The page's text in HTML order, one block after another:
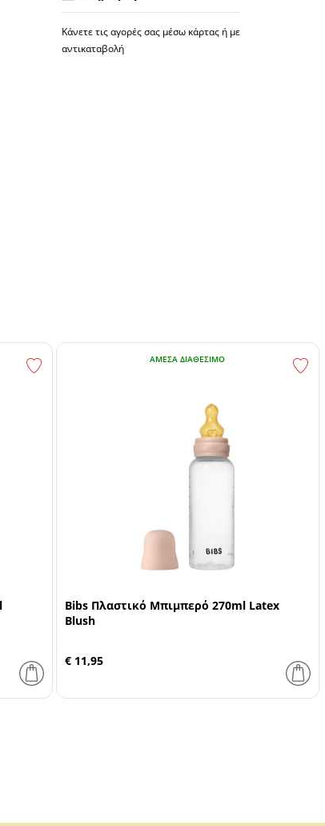
Κάνετε τις αγορές σας μέσω κάρτας ή με
αντικαταβολή
ΆΜΕΣΑ ΔΙΑΘΈΣΙΜΟ
Bibs Πλαστικό Μπιμπερό 270ml Latex
Blush
€ 11,95